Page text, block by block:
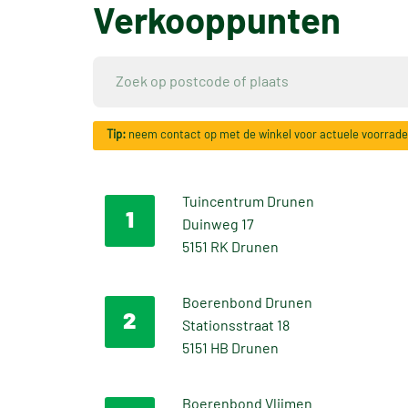
Verkooppunten
Tip: neem contact op met de winkel voor actuele
1
Tuincentrum Drunen
Duinweg 17
5151 RK Drunen
2
Boerenbond Drunen
Stationsstraat 18
5151 HB Drunen
Boerenbond Vlijmen